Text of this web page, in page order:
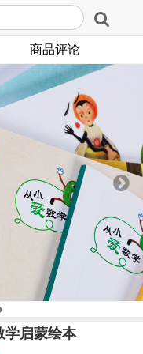
商品评论
学启蒙绘本